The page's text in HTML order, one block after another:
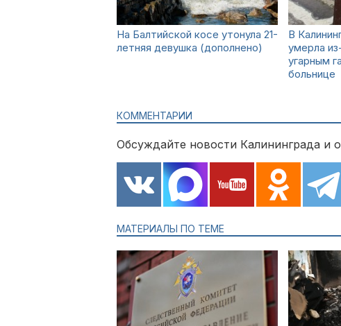
На Балтийской косе утонула 21-
летняя девушка (дополнено)
В
умерла
угарным
больнице
КОММЕНТАРИИ
Обсуждайте новости Калининграда и
МАТЕРИАЛЫ ПО ТЕМЕ